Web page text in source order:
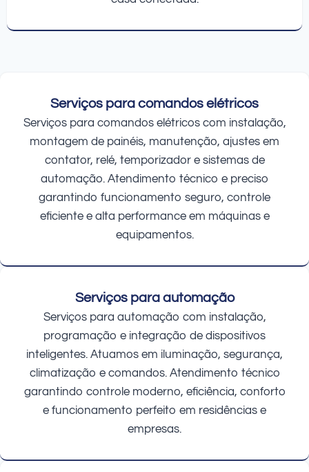
Serviços para comandos elétricos
Serviços para comandos elétricos com instalação,
montagem de painéis, manutenção, ajustes em
contator, relé, temporizador e sistemas de
automação. Atendimento técnico e preciso
garantindo funcionamento seguro, controle
eficiente e alta performance em máquinas e
equipamentos.
Serviços para automação
Serviços para automação com instalação,
programação e integração de dispositivos
inteligentes. Atuamos em iluminação, segurança,
climatização e comandos. Atendimento técnico
garantindo controle moderno, eficiência, conforto
e funcionamento perfeito em residências e
empresas.